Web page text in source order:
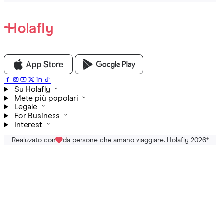
Su Holafly
Mete più popolari
Legale
For Business
Interest
Realizzato con da persone che amano viaggiare. Holafly 2026®